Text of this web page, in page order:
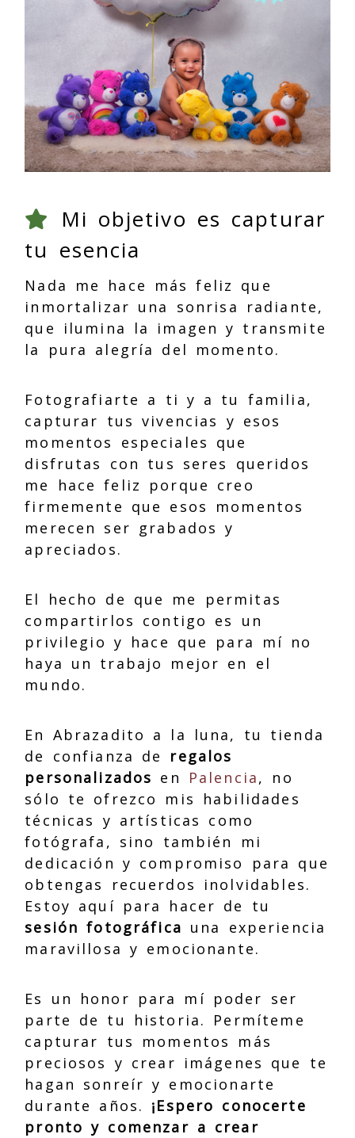
Mi objetivo es capturar
tu esencia
Nada me hace más feliz que
inmortalizar una sonrisa radiante,
que ilumina la imagen y transmite
la pura alegría del momento.
Fotografiarte a ti y a tu familia,
capturar tus vivencias y esos
momentos especiales que
disfrutas con tus seres queridos
me hace feliz porque creo
firmemente que esos momentos
merecen ser grabados y
apreciados.
El hecho de que me permitas
compartirlos contigo es un
privilegio y hace que para mí no
haya un trabajo mejor en el
mundo.
En Abrazadito a la luna, tu tienda
de confianza de regalos
personalizados en Palencia, no
sólo te ofrezco mis habilidades
técnicas y artísticas como
fotógrafa, sino también mi
dedicación y compromiso para que
obtengas recuerdos inolvidables.
Estoy aquí para hacer de tu
sesión fotográfica una experiencia
maravillosa y emocionante.
Es un honor para mí poder ser
parte de tu historia. Permíteme
capturar tus momentos más
preciosos y crear imágenes que te
hagan sonreír y emocionarte
durante años. ¡Espero conocerte
pronto y comenzar a crear